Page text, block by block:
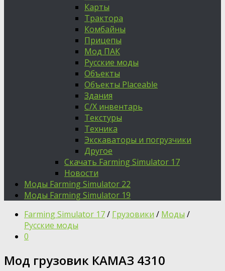
Карты
Трактора
Комбайны
Прицепы
Мод ПАК
Русские моды
Объекты
Объекты Placeable
Здания
С/Х инвентарь
Текстуры
Техника
Экскаваторы и погрузчики
Другое
Скачать Farming Simulator 17
Новости
Моды Farming Simulator 22
Моды Farming Simulator 19
Farming Simulator 17/ Грузовики / Моды /
Русские моды
0
Мод грузовик КАМАЗ 4310